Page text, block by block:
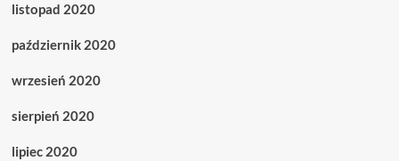
listopad 2020
październik 2020
wrzesień 2020
sierpień 2020
lipiec 2020